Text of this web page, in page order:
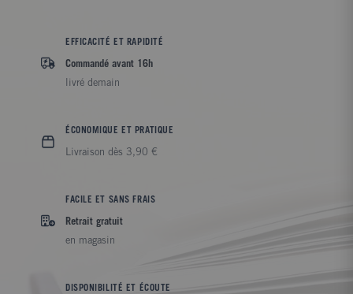
EFFICACITÉ ET RAPIDITÉ
Commandé avant 16h
livré demain
ÉCONOMIQUE ET PRATIQUE
Livraison dès 3,90 €
FACILE ET SANS FRAIS
Retrait gratuit
en magasin
DISPONIBILITÉ ET ÉCOUTE